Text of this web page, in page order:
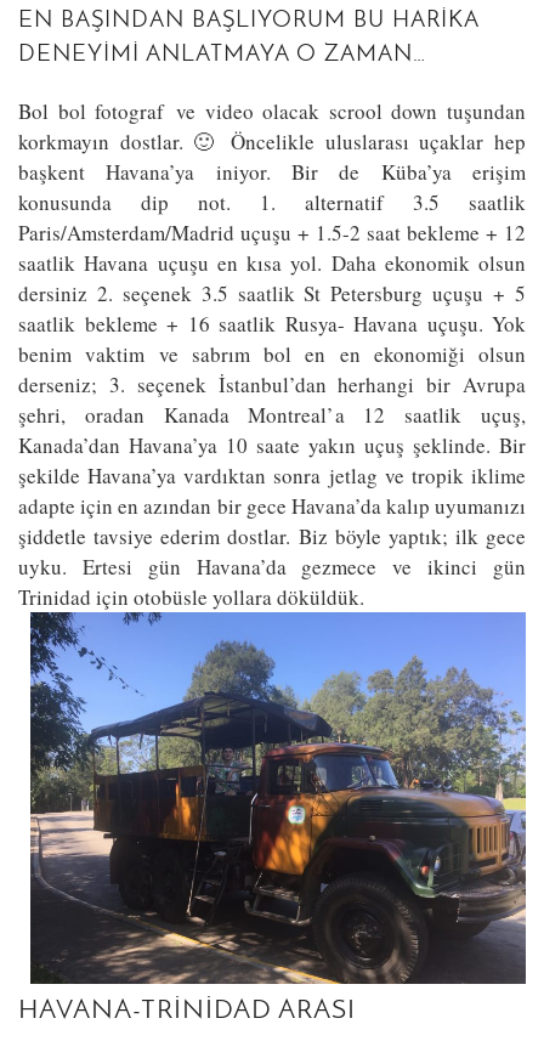
EN BAŞINDAN BAŞLIYORUM BU HARIKA
DENEYIMI ANLATMAYA O ZAMAN…
Bol bol fotograf ve video olacak scrool down tuşundan
korkmayın dostlar. 🙂 Öncelikle uluslarası uçaklar hep
başkent Havana’ya iniyor. Bir de Küba’ya erişim
konusunda dip not. 1. alternatif 3.5 saatlik
Paris/Amsterdam/Madrid uçuşu + 1.5-2 saat bekleme + 12
saatlik Havana uçuşu en kısa yol. Daha ekonomik olsun
dersiniz 2. seçenek 3.5 saatlik St Petersburg uçuşu + 5
saatlik bekleme + 16 saatlik Rusya- Havana uçuşu. Yok
benim vaktim ve sabrım bol en en ekonomiği olsun
derseniz; 3. seçenek İstanbul’dan herhangi bir Avrupa
şehri, oradan Kanada Montreal’a 12 saatlik uçuş,
Kanada’dan Havana’ya 10 saate yakın uçuş şeklinde. Bir
şekilde Havana’ya vardıktan sonra jetlag ve tropik iklime
adapte için en azından bir gece Havana’da kalıp uyumanızı
şiddetle tavsiye ederim dostlar. Biz böyle yaptık; ilk gece
uyku. Ertesi gün Havana’da gezmece ve ikinci gün
Trinidad için otobüsle yollara döküldük.
HAVANA-TRINIDAD ARASI